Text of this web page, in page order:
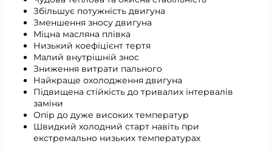
Збільшує потужність двигуна
Зменшення зносу двигуна
Міцна масляна плівка
Низький коефіцієнт тертя
Малий внутрішній знос
Зниження витрати пального
Найкраще охолодження двигуна
Підвищена стійкість до тривалих інтервалів
заміни
Опір до дуже високих температур
Швидкий холодний старт навіть при
екстремально низьких температурах